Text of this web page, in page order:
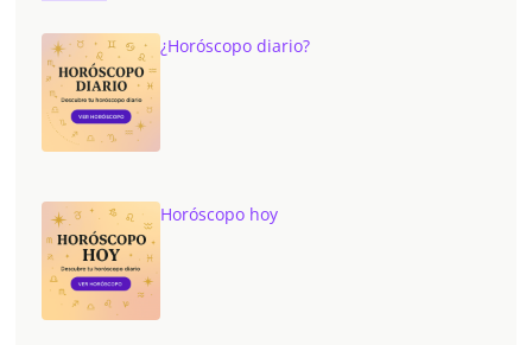
¿Horóscopo diario?
Horóscopo hoy